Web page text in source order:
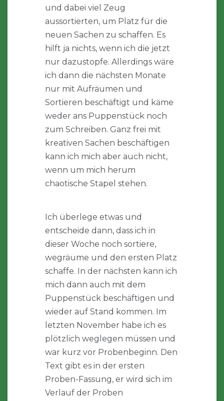
und dabei viel Zeug
aussortierten, um Platz für die
neuen Sachen zu schaffen. Es
hilft ja nichts, wenn ich die jetzt
nur dazustopfe. Allerdings wäre
ich dann die nächsten Monate
nur mit Aufräumen und
Sortieren beschäftigt und käme
weder ans Puppenstück noch
zum Schreiben. Ganz frei mit
kreativen Sachen beschäftigen
kann ich mich aber auch nicht,
wenn um mich herum
chaotische Stapel stehen.
Ich überlege etwas und
entscheide dann, dass ich in
dieser Woche noch sortiere,
wegräume und den ersten Platz
schaffe. In der nächsten kann ich
mich dann auch mit dem
Puppenstück beschäftigen und
wieder auf Stand kommen. Im
letzten November habe ich es
plötzlich weglegen müssen und
war kurz vor Probenbeginn. Den
Text gibt es in der ersten
Proben-Fassung, er wird sich im
Verlauf der Proben